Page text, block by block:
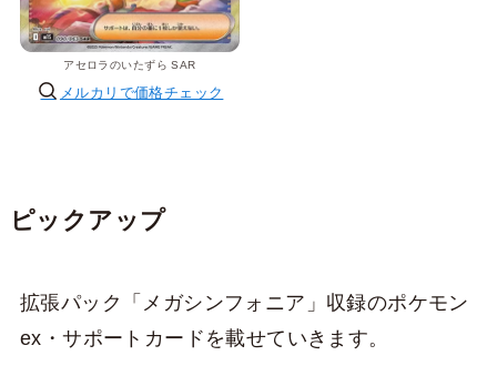
アセロラのいたずら SAR
メルカリで価格チェック
ピックアップ
拡張パック「メガシンフォニア」収録のポケモン
ex・サポートカードを載せていきます。